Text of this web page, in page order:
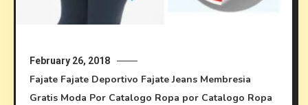
February 26, 2018
Fajate Fajate Deportivo Fajate Jeans Membresia
Gratis Moda Por Catalogo Ropa por Catalogo Ropa